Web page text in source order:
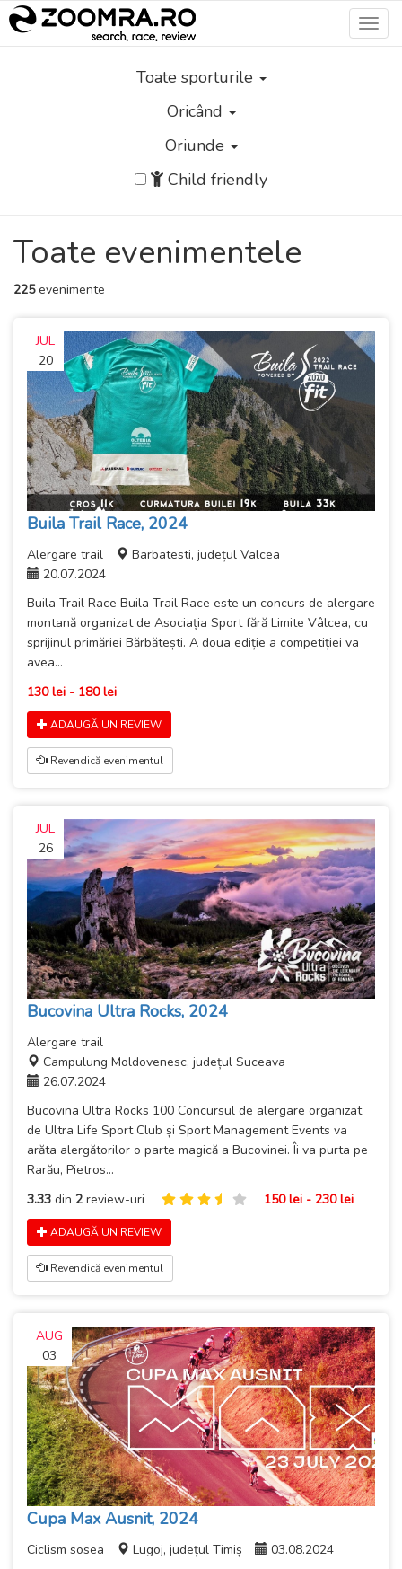
Toate sporturile
Oricând
Oriunde
Child friendly
Toate evenimentele
225evenimente
JUL
20
Buila Trail Race, 2024
Alergare trail
Barbatesti, județul Valcea
20.07.2024
Buila Trail Race Buila Trail Race este un concurs de alergare
montană organizat de Asociația Sport fără Limite Vâlcea, cu
sprijinul primăriei Bărbătești. A doua ediție a competiției va
avea...
130 lei - 180 lei
ADAUGĂ UN REVIEW
Revendică evenimentul
JUL
26
Bucovina Ultra Rocks, 2024
Alergare trail
Campulung Moldovenesc, județul Suceava
26.07.2024
Bucovina Ultra Rocks 100 Concursul de alergare organizat
de Ultra Life Sport Club și Sport Management Events va
arăta alergătorilor o parte magică a Bucovinei. Îi va purta pe
Rarău, Pietros...
3.33 din 2 review-uri 150 lei - 230 lei
ADAUGĂ UN REVIEW
Revendică evenimentul
AUG
03
Cupa Max Ausnit, 2024
Ciclism sosea Lugoj, județul Timiș
03.08.2024